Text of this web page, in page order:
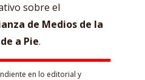
sobre el
de Medios de la
a Pie.
en lo editorial y